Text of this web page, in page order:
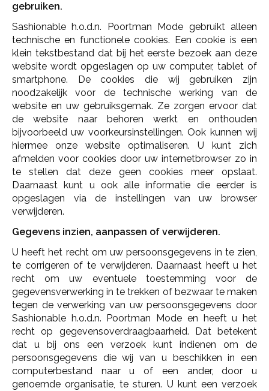
gebruiken.
Sashionable h.o.d.n. Poortman Mode gebruikt alleen
technische en functionele cookies. Een cookie is een
klein tekstbestand dat bij het eerste bezoek aan deze
website wordt opgeslagen op uw computer, tablet of
smartphone. De cookies die wij gebruiken zijn
noodzakelijk voor de technische werking van de
website en uw gebruiksgemak. Ze zorgen ervoor dat
de website naar behoren werkt en onthouden
bijvoorbeeld uw voorkeursinstellingen. Ook kunnen wij
hiermee onze website optimaliseren. U kunt zich
afmelden voor cookies door uw internetbrowser zo in
te stellen dat deze geen cookies meer opslaat.
Daarnaast kunt u ook alle informatie die eerder is
opgeslagen via de instellingen van uw browser
verwijderen.
Gegevens inzien, aanpassen of verwijderen.
U heeft het recht om uw persoonsgegevens in te zien,
te corrigeren of te verwijderen. Daarnaast heeft u het
recht om uw eventuele toestemming voor de
gegevensverwerking in te trekken of bezwaar te maken
tegen de verwerking van uw persoonsgegevens door
Sashionable h.o.d.n. Poortman Mode en heeft u het
recht op gegevensoverdraagbaarheid. Dat betekent
dat u bij ons een verzoek kunt indienen om de
persoonsgegevens die wij van u beschikken in een
computerbestand naar u of een ander, door u
genoemde organisatie, te sturen. U kunt een verzoek